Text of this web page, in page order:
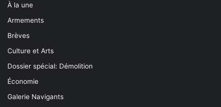
À la une
Armements
Brèves
Culture et Arts
Dossier spécial: Démolition
Économie
Galerie Navigants